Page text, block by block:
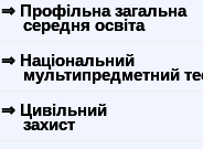
⇒ Профільна загальна
середня освіта
⇒ Національний
мультипредметний
⇒ Цивільний
захист